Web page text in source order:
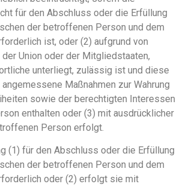
für den Abschluss oder die Erfüllung
der betroffenen Person und dem
ist, oder (2) aufgrund von
Union oder der Mitgliedstaaten,
unterliegt, zulässig ist und diese
Maßnahmen zur Wahrung
sowie der berechtigten Interessen
enthalten oder (3) mit ausdrücklicher
Person erfolgt.
(1) für den Abschluss oder die Erfüllung
der betroffenen Person und dem
oder (2) erfolgt sie mit